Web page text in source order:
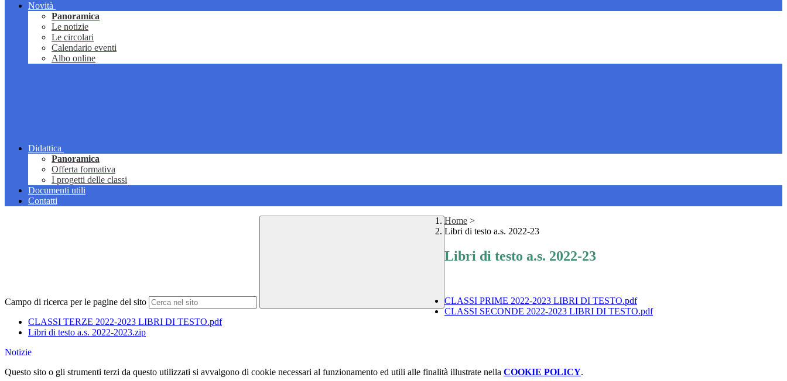
Novità
Panoramica
Le notizie
Le circolari
Calendario eventi
Albo online
Didattica
Panoramica
Offerta formativa
I progetti delle classi
Documenti utili
Contatti
Campo di ricerca per le pagine del sito
Home >
Libri di testo a.s. 2022-23
Libri di testo a.s. 2022-23
CLASSI PRIME 2022-2023 LIBRI DI TESTO.pdf
CLASSI SECONDE 2022-2023 LIBRI DI TESTO.pdf
CLASSI TERZE 2022-2023 LIBRI DI TESTO.pdf
Libri di testo a.s. 2022-2023.zip
Notizie
Questo sito o gli strumenti terzi da questo utilizzati si avvalgono di cookie necessari al funzionamento ed utili alle finalità illustrate nella COOKIE POLICY.